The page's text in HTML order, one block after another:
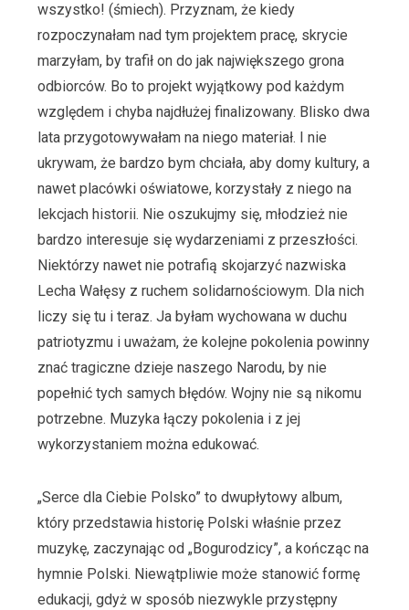
wszystko! (śmiech). Przyznam, że kiedy
rozpoczynałam nad tym projektem pracę, skrycie
marzyłam, by trafił on do jak największego grona
odbiorców. Bo to projekt wyjątkowy pod każdym
względem i chyba najdłużej finalizowany. Blisko dwa
lata przygotowywałam na niego materiał. I nie
ukrywam, że bardzo bym chciała, aby domy kultury, a
nawet placówki oświatowe, korzystały z niego na
lekcjach historii. Nie oszukujmy się, młodzież nie
bardzo interesuje się wydarzeniami z przeszłości.
Niektórzy nawet nie potrafią skojarzyć nazwiska
Lecha Wałęsy z ruchem solidarnościowym. Dla nich
liczy się tu i teraz. Ja byłam wychowana w duchu
patriotyzmu i uważam, że kolejne pokolenia powinny
znać tragiczne dzieje naszego Narodu, by nie
popełnić tych samych błędów. Wojny nie są nikomu
potrzebne. Muzyka łączy pokolenia i z jej
wykorzystaniem można edukować.
„Serce dla Ciebie Polsko” to dwupłytowy album,
który przedstawia historię Polski właśnie przez
muzykę, zaczynając od „Bogurodzicy”, a kończąc na
hymnie Polski. Niewątpliwie może stanowić formę
edukacji, gdyż w sposób niezwykle przystępny